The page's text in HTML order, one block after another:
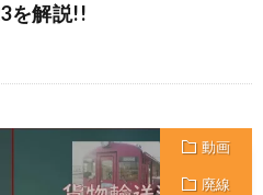
を解説!!
動画
廃線